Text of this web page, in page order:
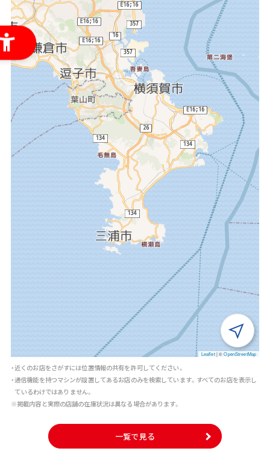
Leaflet |©OpenStreetMap
・近くのお店をさがすには位置情報の共有を許可してください。
・通信機能を持つマシンが設置してあるお店のみを検索しています。すべてのお店を表示し
ているわけではありません。
※掲載内容と実際の店舗の在庫状況は異なる場合があります。
一覧で見る